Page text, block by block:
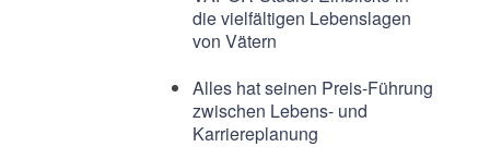
die vielfältigen Lebenslagen
von Vätern
Alles hat seinen Preis-Führung
zwischen Lebens- und
Karriereplanung